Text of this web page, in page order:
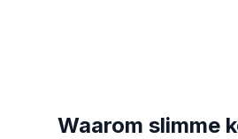
Waarom slimme